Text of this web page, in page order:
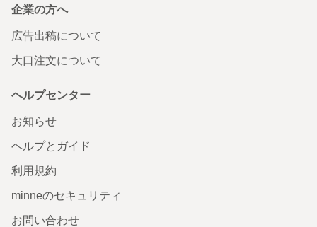
企業の方へ
広告出稿について
大口注文について
ヘルプセンター
お知らせ
ヘルプとガイド
利用規約
minneのセキュリティ
お問い合わせ